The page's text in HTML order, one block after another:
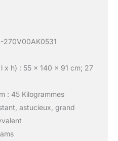
270V00AK0531
x h) : 55 x 140 x 91 cm; 27
: 45 Kilogrammes
astucieux, grand